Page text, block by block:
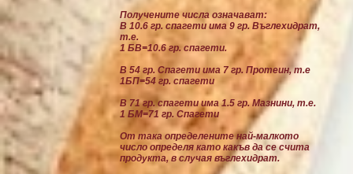
Получените числа означават:
В 10.6 гр. спагети има 9 гр. Въглехидрат,
т.е.
1 БВ=10.6 гр. спагети.
В 54 гр. Спагети има 7 гр. Протеин, т.е
1БП=54 гр. спагети
В 71 гр. спагети има 1.5 гр. Мазнини, т.е.
1 БМ=71 гр. Спагети
От така определените най-малкото
число определя като какъв да се счита
продукта, в случая въглехидрат.